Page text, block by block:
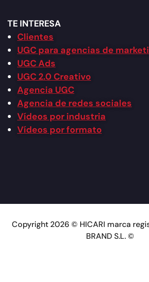
TE INTERESA
Clientes
UGC para agencias de
UGC Ads
UGC 2.0 Creativo
Agencia UGC
Agencia de redes sociales
Vídeos por industria
Vídeos por formato
Copyright 2026 © HICARI marca
BRAND S.L. ©